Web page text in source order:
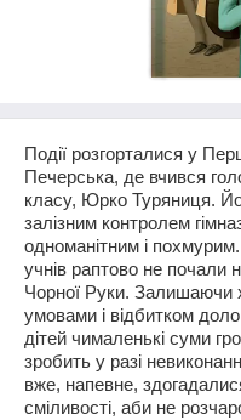
Події розгорталися у
Печерська, де вчився
класу, Юрко Туряниця.
залізним контролем
одноманітним і
учнів раптово не почали
Чорної Руки. Залишаючи
умовами і відбитком
дітей чималенькі суми
зробить у разі
вже, напевне,
сміливості, аби не